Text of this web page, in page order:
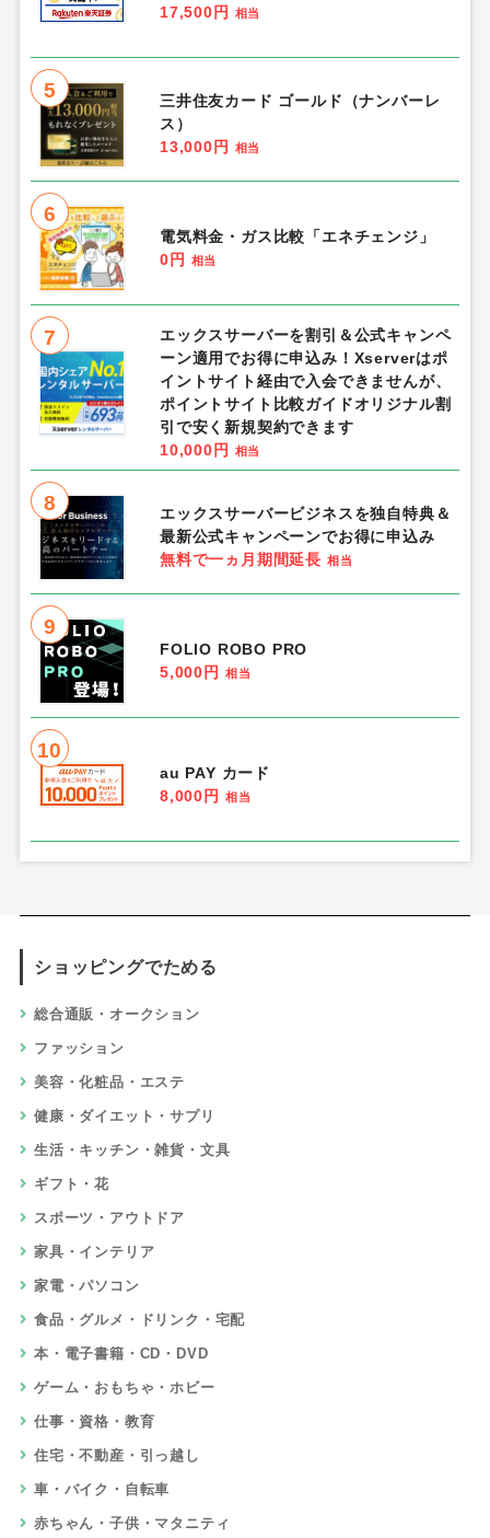
17,500円
相当
5
三井住友カード ゴールド（ナンバーレ
ス）
13,000円
相当
6
電気料金・ガス比較「エネチェンジ」
0円
相当
7
エックスサーバーを割引＆公式キャンペ
ーン適用でお得に申込み！Xserverはポ
イントサイト経由で入会できませんが、
ポイントサイト比較ガイドオリジナル割
引で安く新規契約できます
10,000円
相当
8
エックスサーバービジネスを独自特典＆
最新公式キャンペーンでお得に申込み
無料で一ヵ月期間延長 相当
9
FOLIO ROBO PRO
5,000円
相当
10
au PAY カード
8,000円
相当
ショッピングでためる
総合通販・オークション
ファッション
美容・化粧品・エステ
健康・ダイエット・サプリ
生活・キッチン・雑貨・文具
ギフト・花
スポーツ・アウトドア
家具・インテリア
家電・パソコン
食品・グルメ・ドリンク・宅配
本・電子書籍・CD・DVD
ゲーム・おもちゃ・ホビー
仕事・資格・教育
住宅・不動産・引っ越し
車・バイク・自転車
赤ちゃん・子供・マタニティ